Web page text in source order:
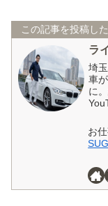
この記事を投稿し
ラ
埼
車
に
お